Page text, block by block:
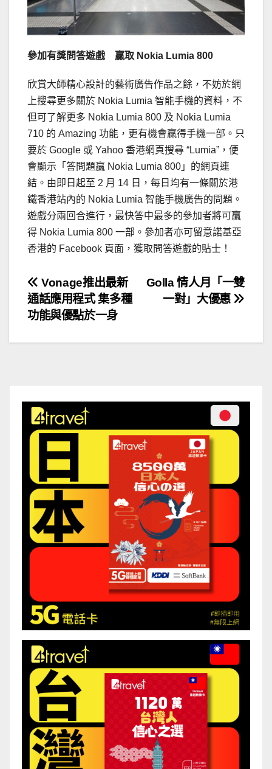
參加有獎問答遊戲 贏取 Nokia Lumia 800
欣賞大師精心設計的藝術廣告作品之餘，不妨於網
上搜尋更多關於 Nokia Lumia 智能手機的資料，不
但可了解更多 Nokia Lumia 800 及 Nokia Lumia
710 的 Amazing 功能，更有機會贏得手機一部。只
要於 Google 或 Yahoo 香港網頁搜尋 “Lumia”，便
會顯示「答問題贏 Nokia Lumia 800」的網頁連
結。由即日起至 2 月 14 日，每日均有一條關於港
鐵香港站內的 Nokia Lumia 智能手機廣告的問題。
遊戲分兩回合進行，最快答中最多的參加者將可贏
得 Nokia Lumia 800 一部。參加者亦可留意諾基亞
香港的 Facebook 頁面，獲取問答遊戲的貼士！
文
章
導
Golla 情人月「一雙
一對」大優惠
Vonage推出最新
通話應用程式 集多種
功能與優點於一身